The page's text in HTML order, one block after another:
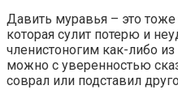
Давить муравья – это тоже
которая сулит потерю и
членистоногим как-либо
можно с уверенностью
соврал или подставил